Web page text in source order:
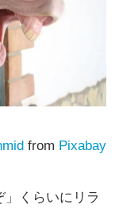
from Pixabay
くらいにリラ